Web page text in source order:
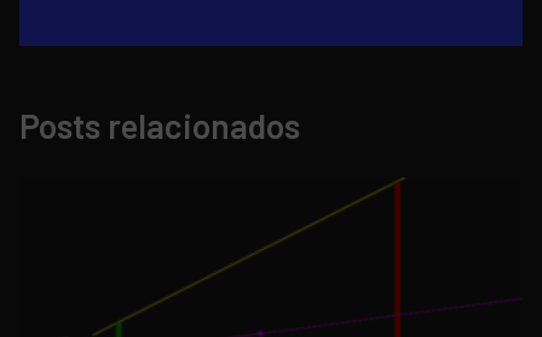
Posts relacionados